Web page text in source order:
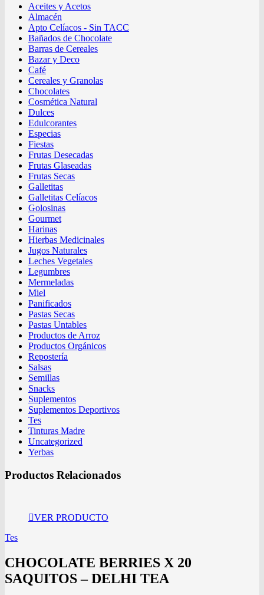
Aceites y Acetos
Almacén
Apto Celíacos - Sin TACC
Bañados de Chocolate
Barras de Cereales
Bazar y Deco
Café
Cereales y Granolas
Chocolates
Cosmética Natural
Dulces
Edulcorantes
Especias
Fiestas
Frutas Desecadas
Frutas Glaseadas
Frutas Secas
Galletitas
Galletitas Celíacos
Golosinas
Gourmet
Harinas
Hierbas Medicinales
Jugos Naturales
Leches Vegetales
Legumbres
Mermeladas
Miel
Panificados
Pastas Secas
Pastas Untables
Productos de Arroz
Productos Orgánicos
Repostería
Salsas
Semillas
Snacks
Suplementos
Suplementos Deportivos
Tes
Tinturas Madre
Uncategorized
Yerbas
Productos Relacionados
VER PRODUCTO
Tes
CHOCOLATE BERRIES X 20
SAQUITOS – DELHI TEA